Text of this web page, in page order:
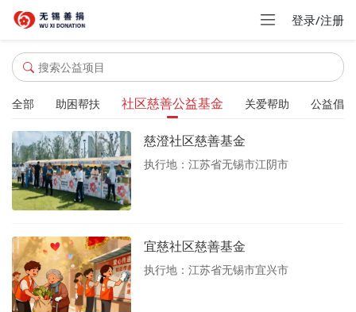
登录/注册
全部 助困帮扶 社区慈善公益基金 关爱帮助 公益倡导
慈澄社区慈善基金
执行地：江苏省无锡市江阴市
宜慈社区慈善基金
执行地：江苏省无锡市宜兴市